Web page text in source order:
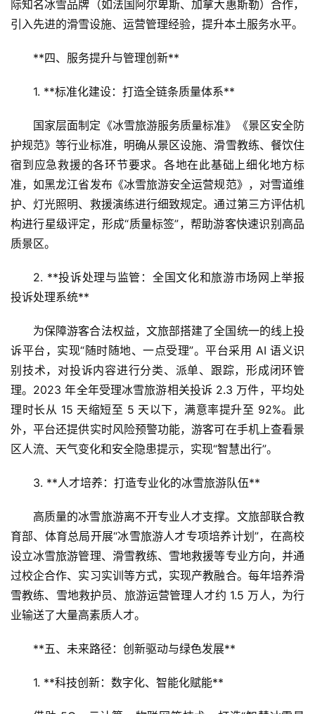
区
二
合
乡
村
振
兴
旅
A
R
+
文
旅
际知名冰雪品牌（如法国阿尔卑斯、加拿大惠斯勒）合作，
引入先进的滑雪设施、运营管理经验，提升本土服务水平。
**四、服务提升与管理创新**
1. **标准化建设：打造全链条质量体系**
国家层面制定《冰雪旅游服务质量标准》《景区安全防
护规范》等行业标准，明确从景区设施、滑雪教练、餐饮住
宿到应急救援的各环节要求。各地在此基础上细化地方标
准，如黑龙江省发布《冰雪旅游安全运营规范》，对雪道维
护、灯光照明、救援演练进行细致规定。通过第三方评估机
构进行星级评定，形成“质量标签”，帮助游客快速识别高品
质景区。
2. **投诉处理与监管：全国文化和旅游市场网上举报
投诉处理系统**
为保障游客合法权益，文旅部搭建了全国统一的线上投
诉平台，实现“随时随地、一点受理”。平台采用 AI 语义识
别技术，对投诉内容进行分类、派单、跟踪，形成闭环管
理。2023 年全年受理冰雪旅游相关投诉 2.3 万件，平均处
理时长从 15 天缩短至 5 天以下，满意率提升至 92%。此
外，平台还提供实时风险预警功能，游客可在手机上查看景
区人流、天气变化和安全隐患提示，实现“智慧出行”。
3. **人才培养：打造专业化的冰雪旅游队伍**
高质量的冰雪旅游离不开专业人才支撑。文旅部联合教
育部、体育总局开展“冰雪旅游人才专项培养计划”，在高校
设立冰雪旅游管理、滑雪教练、雪地救援等专业方向，并通
过校企合作、实习实训等方式，实现产教融合。每年培养滑
雪教练、雪地救护员、旅游运营管理人才约 1.5 万人，为行
业输送了大量高素质人才。
**五、未来路径：创新驱动与绿色发展**
1. **科技创新：数字化、智能化赋能**